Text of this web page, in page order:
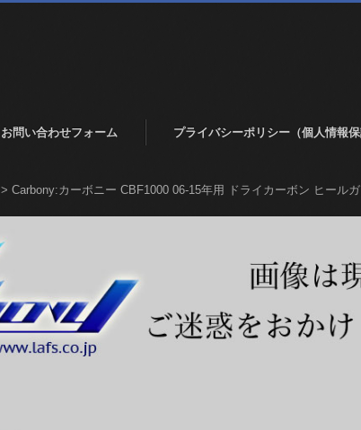
お問い合わせフォーム プライバシーポリシー（個人情報
> Carbony:カーボニー CBF1000 06-15年用 ドライカーボン ヒール